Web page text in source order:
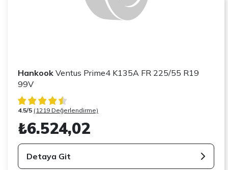
Hankook Ventus Prime4 K135A FR 225/55 R19
99V
4.5/5 (1219 Değerlendirme)
₺6.524,02
Detaya Git